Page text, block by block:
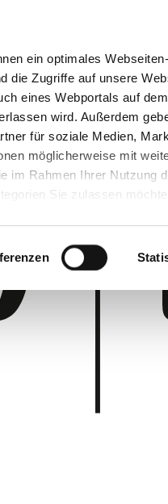
ein optimales
die Zugriffe auf unsere
eines Webportals auf
wird. Außerdem
für soziale Medien,
möglicherweise mit
im Rahmen Ihrer Nutzung
Sie zulassen